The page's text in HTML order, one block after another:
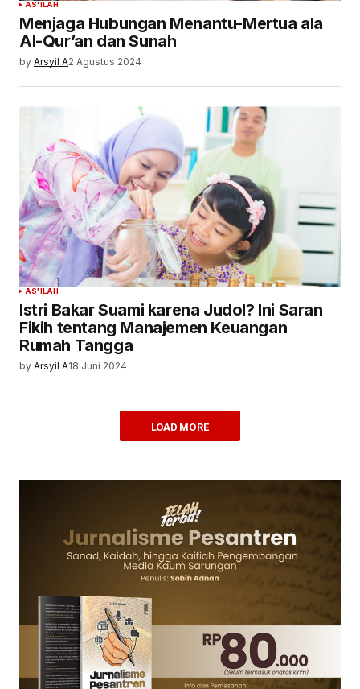
AS'ILAH
Menjaga Hubungan Menantu-Mertua ala
Al-Qur’an dan Sunah
by Arsyil A2 Agustus 2024
AS'ILAH
Istri Bakar Suami karena Judol? Ini Saran
Fikih tentang Manajemen Keuangan
Rumah Tangga
by Arsyil A18 Juni 2024
LOAD MORE